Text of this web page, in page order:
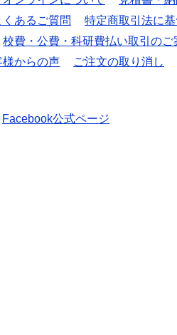
くあるご質問
特定商取引法に
校費・公費・科研費払い取引のご
様からの声 ご注文の取り消し
Facebook公式ページ